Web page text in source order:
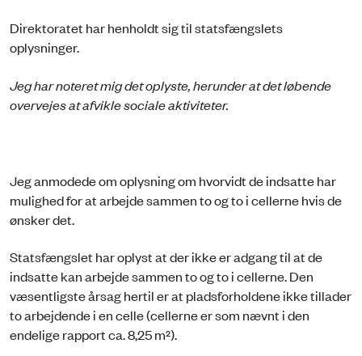
Direktoratet har henholdt sig til statsfængslets
oplysninger.
Jeg har noteret mig det oplyste, herunder at det løbende
overvejes at afvikle sociale aktiviteter.
Jeg anmodede om oplysning om hvorvidt de indsatte har
mulighed for at arbejde sammen to og to i cellerne hvis de
ønsker det.
Statsfængslet har oplyst at der ikke er adgang til at de
indsatte kan arbejde sammen to og to i cellerne. Den
væsentligste årsag hertil er at pladsforholdene ikke tillader
to arbejdende i en celle (cellerne er som nævnt i den
endelige rapport ca. 8,25 m²).